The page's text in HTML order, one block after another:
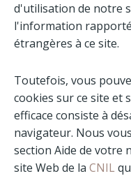
d'utilisation de notre
l'information
étrangères à ce site.
Toutefois, vous
cookies sur ce site et
efficace consiste à
navigateur. Nous
section Aide de votre
site Web de la CNIL